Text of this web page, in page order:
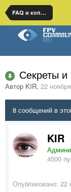
FAQ и копилка знаний
Секреты и
Автор KIR, 22
8 сообщений в
KIR
4500
Опубликовано: 22